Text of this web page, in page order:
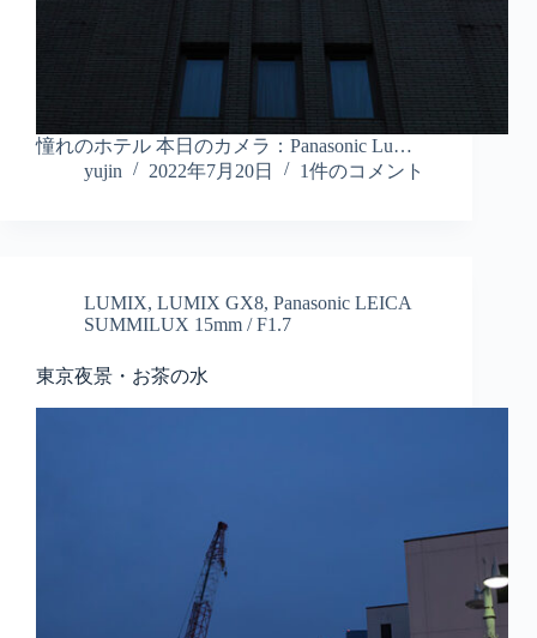
憧れのホテル 本日のカメラ：Panasonic Lu…
yujin
2022年7月20日 1件のコメント
LUMIX, LUMIX GX8, Panasonic LEICA
SUMMILUX 15mm / F1.7
東京夜景・お茶の水